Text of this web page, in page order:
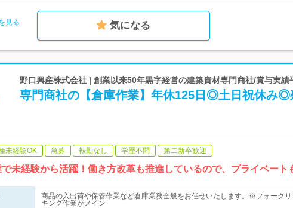
見る 気になる
野口興産株式会社 | 創業以来50年黒字経営の建築資材専門商社/賞与実績
専門商社の【倉庫作業】年休125日◎土日祝休み◎
未経験OK 急募 転勤なし 学歴不問 第二新卒歓迎
未経験から活躍！働き方改革も推進しているので、プライベー
商品の入出荷や保管作業など倉庫業務全般をお任せいたします。※フォークリ
キング作業がメイン